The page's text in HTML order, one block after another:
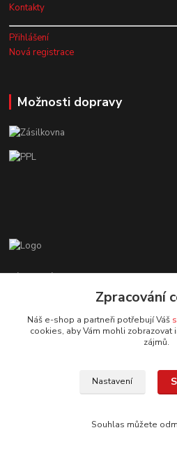
Kontakty
Přihlášení
Nová registrace
Možnosti dopravy
Zákaznická podpora EshopMB.cz
+420 606 622 002
eshopmb@seznam.cz
© Copyright 2024
Zpracování
Náš e-shop a partneři potřebují Váš
cookies, aby Vám mohli zobrazovat
zájmů.
Nastavení
Souhlas můžete